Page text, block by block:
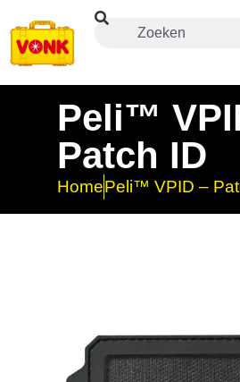
Peli™
Patch ID
HomePeli™ VPID –